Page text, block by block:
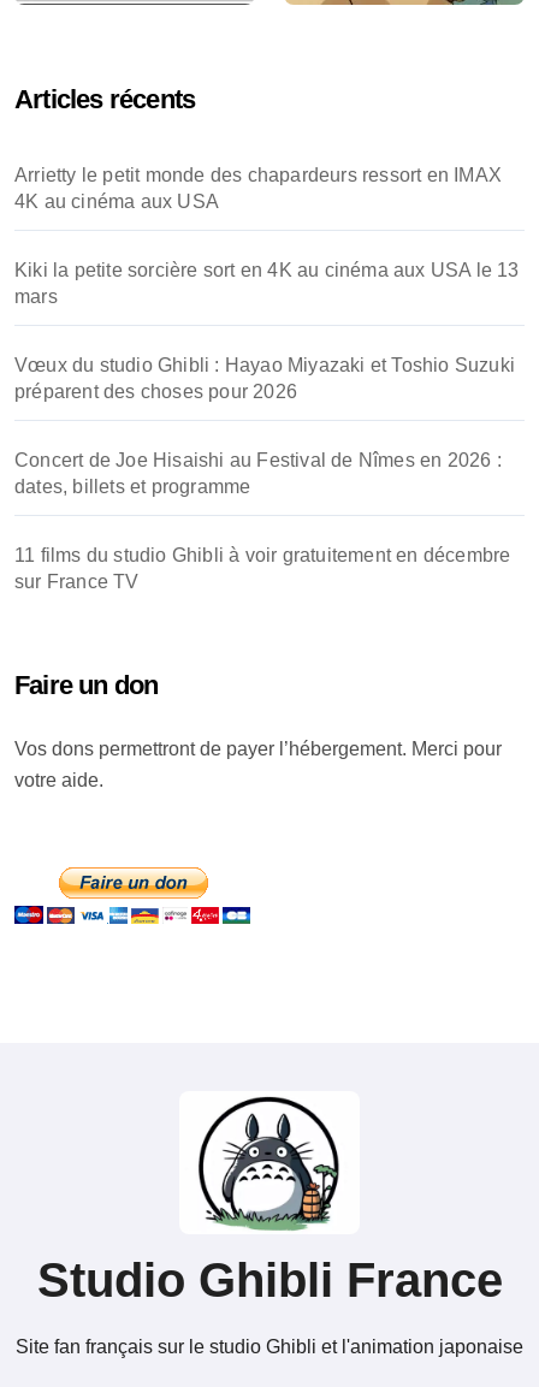
Articles récents
Arrietty le petit monde des chapardeurs ressort en IMAX
4K au cinéma aux USA
Kiki la petite sorcière sort en 4K au cinéma aux USA le 13
mars
Vœux du studio Ghibli : Hayao Miyazaki et Toshio Suzuki
préparent des choses pour 2026
Concert de Joe Hisaishi au Festival de Nîmes en 2026 :
dates, billets et programme
11 films du studio Ghibli à voir gratuitement en décembre
sur France TV
Faire un don
Vos dons permettront de payer l’hébergement. Merci pour
votre aide.
Studio Ghibli France
Site fan français sur le studio Ghibli et l'animation japonaise